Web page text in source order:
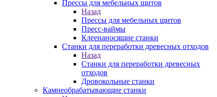
Прессы для мебельных щитов
Назад
Прессы для мебельных щитов
Пресс-ваймы
Клеенаносящие станки
Станки для переработки древесных отходов
Назад
Станки для переработки древесных
отходов
Дровокольные станки
Камнеобрабатывающие станки